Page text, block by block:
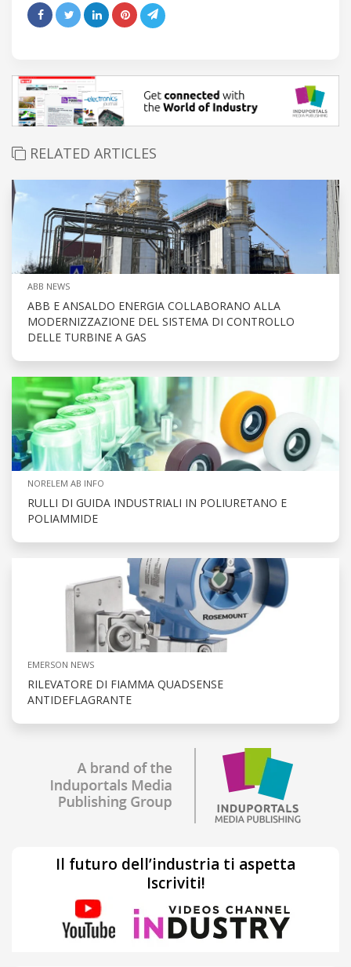
RELATED ARTICLES
ABB NEWS
ABB E ANSALDO ENERGIA COLLABORANO ALLA
MODERNIZZAZIONE DEL SISTEMA DI CONTROLLO
DELLE TURBINE A GAS
NORELEM AB INFO
RULLI DI GUIDA INDUSTRIALI IN POLIURETANO E
POLIAMMIDE
EMERSON NEWS
RILEVATORE DI FIAMMA QUADSENSE
ANTIDEFLAGRANTE
Il futuro dell’industria ti aspetta
Iscriviti!